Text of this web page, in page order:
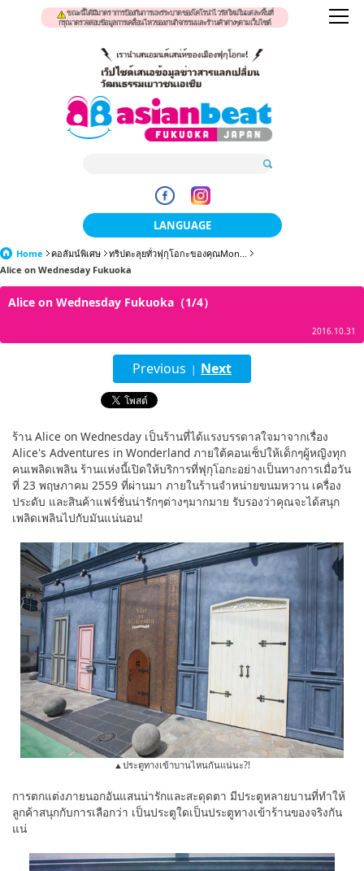
ขณะนี้ได้มีมาตราการป้องกันการแพร่ระบาดของโคโรน่าไวรัสใหม่ในแต่ละพื้นที่
กรุณาตรวจสอบข้อมูลการเคลื่อนไหวของงานกิจกรรมและร้านค้าต่างๆตามเว็บไซต์
LANGUAGE
日本語
한국어
繁體中文
tiéng Viêt
Bahasa Indonesia
Home คอลัมน์พิเศษ
ทริปตะลุยทั่วฟุกุโอกะของคุณMon...
Alice on Wednesday Fukuoka
Alice on Wednesday Fukuoka（1/4）
2016.10.31
Previous | Next
ร้าน Alice on Wednesday เป็นร้านที่ได้แรงบรรดาลใจมาจากเรื่อง
Alice's Adventures in Wonderland ภายใต้คอนเซ็ปให้เด็กๆผู้หญิงทุก
คนเพลิดเพลิน ร้านแห่งนี้เปิดให้บริการที่ฟุกุโอกะอย่างเป็นทางการเมื่อวัน
ที่ 23 พฤษภาคม 2559 ที่ผ่านมา ภายในร้านจำหน่ายขนมหวาน เครื่อง
ประดับ และสินค้าแฟร์ชั่นน่ารักๆต่างๆมากมาย รับรองว่าคุณจะได้สนุก
เพลิดเพลินไปกับมันแน่นอน!
▲ประตูทางเข้าบานไหนกันแน่นะ?!
การตกแต่งภายนอกอันแสนน่ารักและสะดุดตา มีประตูหลายบานที่ทำให้
ลูกค้าสนุกกับการเลือกว่า เป็นประตูใดเป็นประตูทางเข้าร้านของจริงกัน
แน่